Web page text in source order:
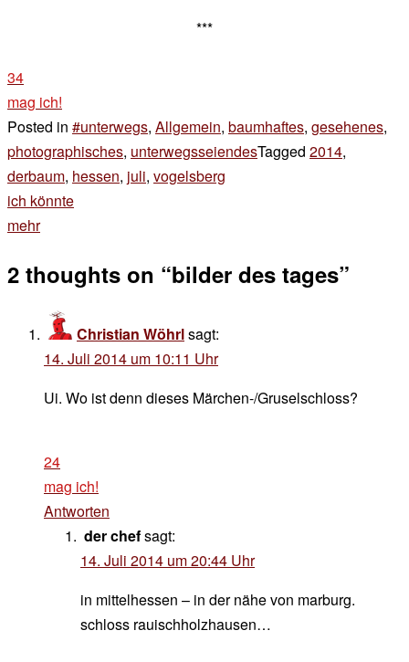
***
34
mag ich!
Posted in #unterwegs, Allgemein, baumhaftes, gesehenes,
photographisches, unterwegsseiendesTagged 2014,
derbaum, hessen, juli, vogelsberg
Beitragsnavigation
ich könnte
mehr
2 thoughts on “bilder des tages”
Christian Wöhrlsagt:
14. Juli 2014 um 10:11 Uhr
Ui. Wo ist denn dieses Märchen-/Gruselschloss?
24
mag ich!
Antworten
der chefsagt:
14. Juli 2014 um 20:44 Uhr
in mittelhessen – in der nähe von marburg.
schloss rauischholzhausen…